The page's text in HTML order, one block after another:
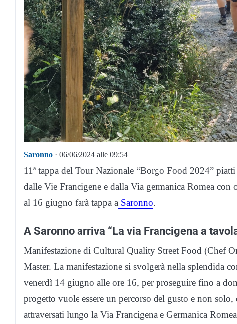
Saronno · 06/06/2024 alle 09:54
11ª tappa del Tour Nazionale “Borgo Food 2024”
dalle Vie Francigene e dalla Via germanica Romea
al 16 giugno farà tappa a Saronno.
A Saronno arriva “La via Francigena a
Manifestazione di Cultural Quality Street Food (Chef
Master. La manifestazione si svolgerà nella splendida
venerdì 14 giugno alle ore 16, per proseguire fino a
progetto vuole essere un percorso del gusto e non
attraversati lungo la Via Francigena e Germanica